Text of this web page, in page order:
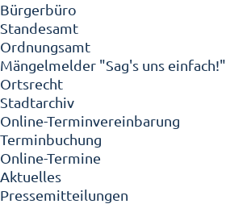
Bürgerbüro
Standesamt
Ordnungsamt
Mängelmelder "Sag's uns einfach!"
Ortsrecht
Stadtarchiv
Online-Terminvereinbarung
Terminbuchung
Online-Termine
Aktuelles
Pressemitteilungen